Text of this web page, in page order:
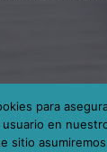
reservados.
para
usuario en
sitio